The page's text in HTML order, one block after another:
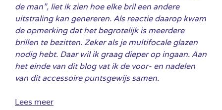
de man”, liet ik zien hoe elke bril een andere
uitstraling kan genereren. Als reactie daarop kwam
de opmerking dat het begrotelijk is meerdere
brillen te bezitten. Zeker als je multifocale glazen
nodig hebt. Daar wil ik graag dieper op ingaan.Aan
het einde van dit blog vat ik de voor- en nadelen
van dit accessoire puntsgewijs samen.
Lees meer